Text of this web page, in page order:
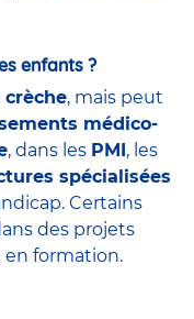
enfants ?
crèche, mais peut
médico-
, dans les PMI, les
spécialisées
Certains
des projets
en formation.